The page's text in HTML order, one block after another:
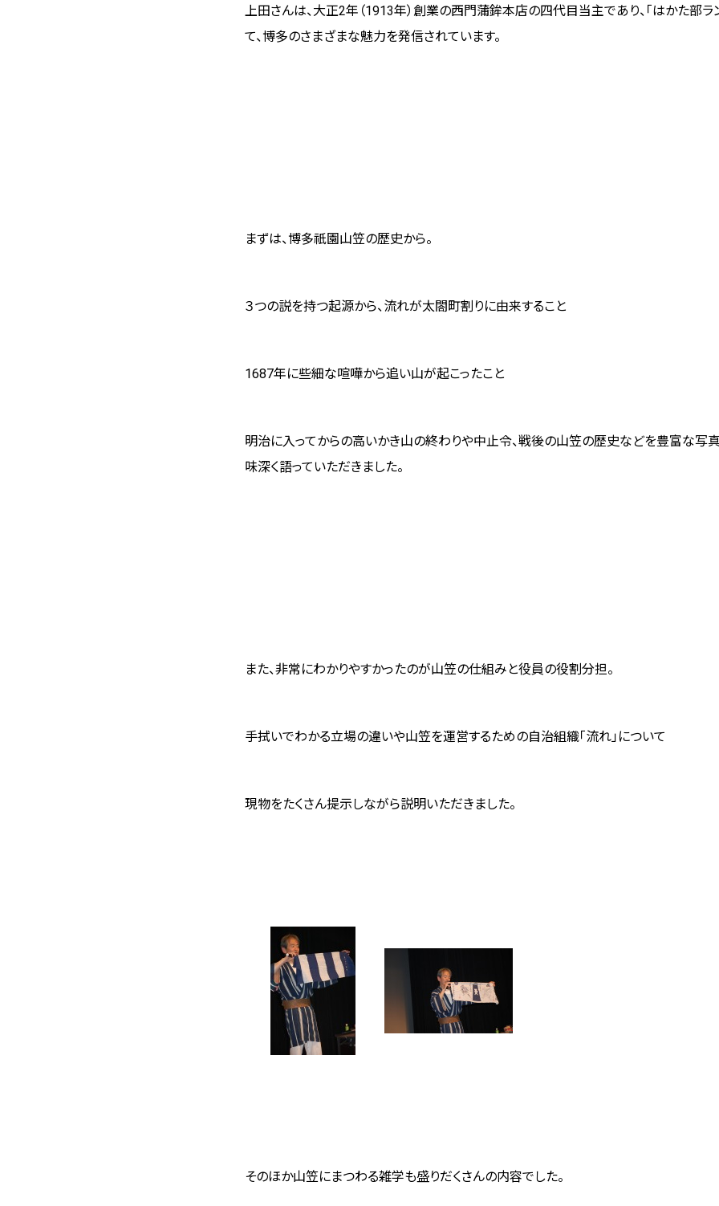
上田さんは、大正2年（1913年）創業の西門蒲鉾本店の四代目当主であり、 「はかた部ラ
て、博多のさまざまな魅力を発信されています。
まずは、博多祇園山笠の歴史から。
３つの説を持つ起源から、流れが太閤町割りに由来すること
1687年に些細な喧嘩から追い山が起こったこと
明治に入ってからの高いかき山の終わりや中止令、戦後の山笠の歴史などを豊富な写
味深く語っていただきました。
また、非常にわかりやすかったのが山笠の仕組みと役員の役割分担。
手拭いでわかる立場の違いや山笠を運営するための自治組織「流れ」について
現物をたくさん提示しながら説明いただきました。
そのほか山笠にまつわる雑学も盛りだくさんの内容でした。